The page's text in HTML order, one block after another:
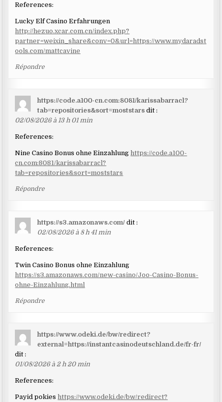
References:
Lucky Elf Casino Erfahrungen
http://hezuo.xcar.com.cn/index.php?
partner=weixin_share&conv=0&url=https://www.mydaradst
ools.com/mattcavine
Répondre
https://code.a100-cn.com:8081/karissabarracl?
tab=repositories&sort=moststars dit :
02/08/2026 à 13 h 01 min
References:
Nine Casino Bonus ohne Einzahlung https://code.a100-
cn.com:8081/karissabarracl?
tab=repositories&sort=moststars
Répondre
https://s3.amazonaws.com/ dit :
02/08/2026 à 8 h 41 min
References:
Twin Casino Bonus ohne Einzahlung
https://s3.amazonaws.com/new-casino/Joo-Casino-Bonus-
ohne-Einzahlung.html
Répondre
https://www.odeki.de/bw/redirect?
external=https://instantcasinodeutschland.de/fr-fr/
dit :
01/08/2026 à 2 h 20 min
References:
Payid pokies https://www.odeki.de/bw/redirect?